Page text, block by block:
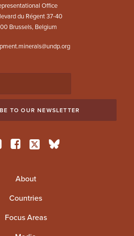
Office
du Régent 37-40
Brussels, Belgium
About
Countries
Focus Areas